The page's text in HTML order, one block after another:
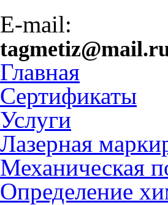
E-mail:
Главная
Сертификаты
Услуги
Лазерная
Механическая
Определение